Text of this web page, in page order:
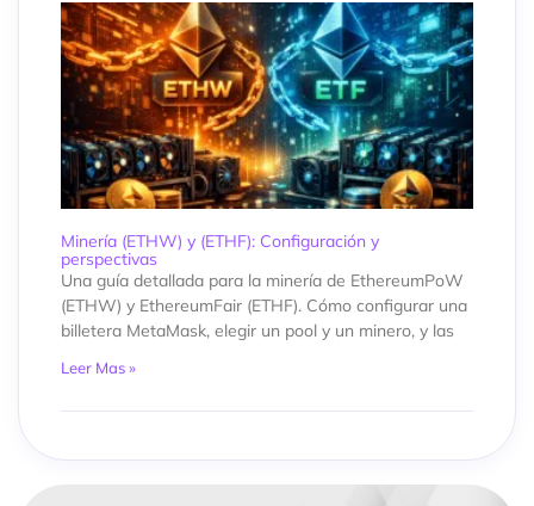
Minería (ETHW) y (ETHF): Configuración y
perspectivas
Una guía detallada para la minería de EthereumPoW
(ETHW) y EthereumFair (ETHF). Cómo configurar una
billetera MetaMask, elegir un pool y un minero, y las
Leer Mas »